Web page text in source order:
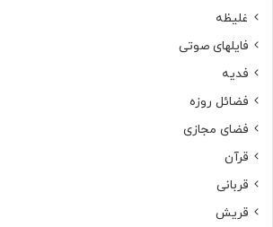
غلیظه
فایلهای صوتی
فدیه
فضائل روزه
فضای مجازی
قرآن
قربانی
قریش